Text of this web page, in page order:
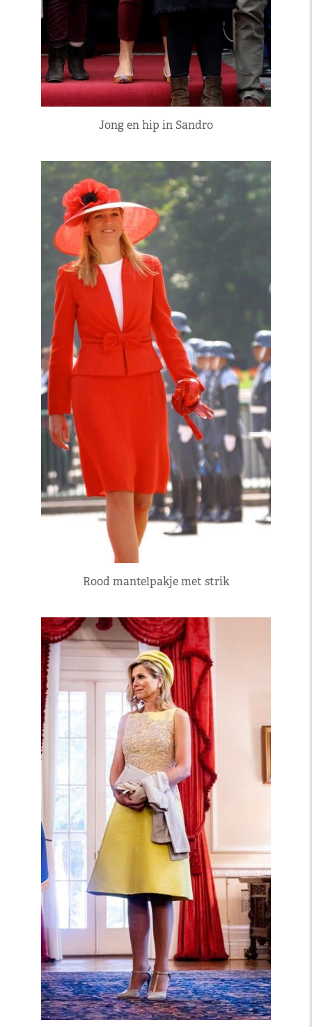
Jong en hip in Sandro
Rood mantelpakje met strik